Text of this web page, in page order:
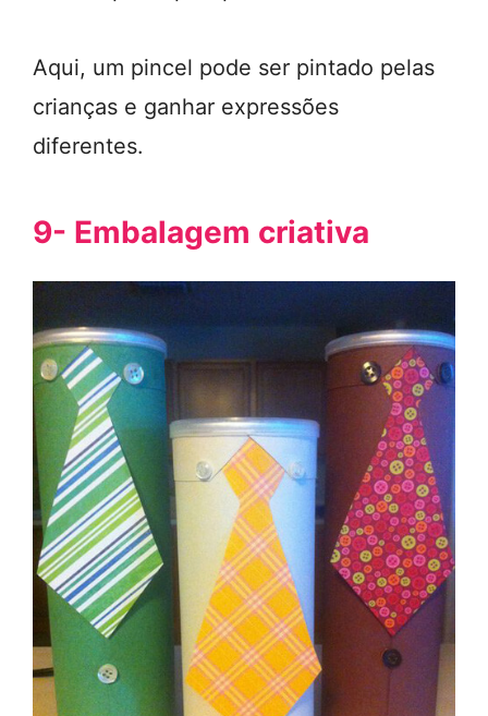
Aqui, um pincel pode ser pintado pelas
crianças e ganhar expressões
diferentes.
9- Embalagem criativa